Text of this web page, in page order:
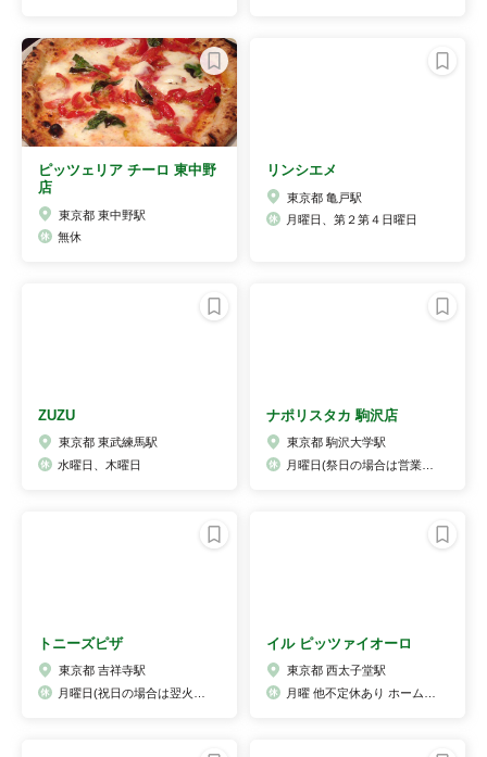
ピッツェリア チーロ 東中野
店
東京都 東中野駅
無休
リンシエメ
東京都 亀戸駅
月曜日、第２第４日曜日
ZUZU
東京都 東武練馬駅
水曜日、木曜日
ナポリスタカ 駒沢店
東京都 駒沢大学駅
トニーズピザ
東京都 吉祥寺駅
イル ピッツァイオーロ
東京都 西太子堂駅